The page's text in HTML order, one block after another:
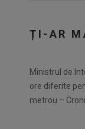
ȚI-AR
Ministrul de
ore diferite
metrou –